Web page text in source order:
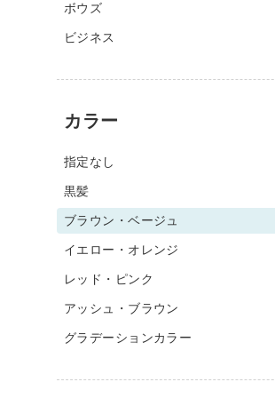
ボウズ
ビジネス
カラー
指定なし
黒髪
ブラウン・ベージュ
イエロー・オレンジ
レッド・ピンク
アッシュ・ブラウン
グラデーションカラー